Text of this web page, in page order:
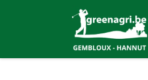
Se rendre au contenu